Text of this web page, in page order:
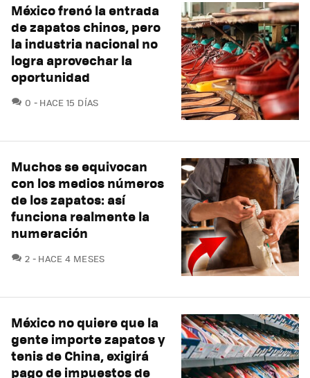
México frenó la entrada
de zapatos chinos, pero
la industria nacional no
logra aprovechar la
oportunidad
0 COMENTARIOS
HACE 15 DÍAS
Muchos se equivocan
con los medios números
de los zapatos: así
funciona realmente la
numeración
2 COMENTARIOS
HACE 4 MESES
México no quiere que la
gente importe zapatos y
tenis de China, exigirá
pago de impuestos de